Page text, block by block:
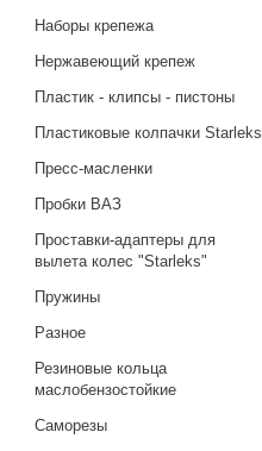
Наборы крепежа
Нержавеющий крепеж
Пластик - клипсы - пистоны
Пластиковые колпачки Starleks
Пресс-масленки
Пробки ВАЗ
Проставки-адаптеры для
вылета колес "Starleks"
Пружины
Разное
Резиновые кольца
маслобензостойкие
Саморезы